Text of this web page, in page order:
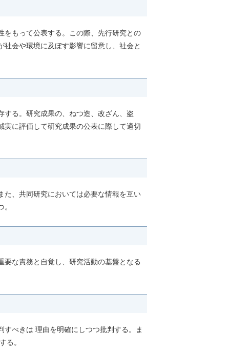
をもって公表する。この際、先行研究との
会や環境に及ぼす影響に留意し、社会と
る。研究成果の、ねつ造、改ざん、盗
実に評価して研究成果の公表に際して適切
た、共同研究においては必要な情報を互い
な責務と自覚し、研究活動の基盤となる
べきは 理由を明確にしつつ批判する。ま
る。